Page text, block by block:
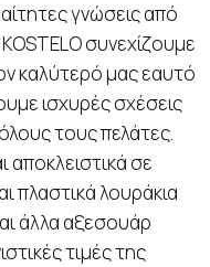
γνώσεις από
συνεχίζουμε
καλύτερό μας εαυτό
ισχυρές σχέσεις
τους πελάτες.
σε
πλαστικά λουράκια
άλλα αξεσουάρ
τιμές της